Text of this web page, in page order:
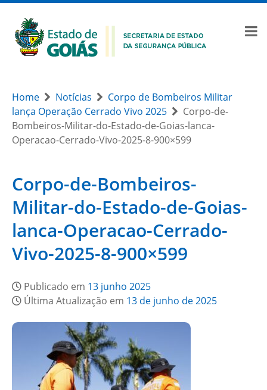
Home Notícias
Corpo de Bombeiros Militar
lança Operação Cerrado Vivo 2025
Corpo-de-
Bombeiros-Militar-do-Estado-de-Goias-lanca-
Operacao-Cerrado-Vivo-2025-8-900×599
Corpo-de-Bombeiros-
Militar-do-Estado-de-Goias-
lanca-Operacao-Cerrado-
Vivo-2025-8-900×599
Publicado em 13 junho 2025
Última Atualização em 13 de junho de 2025